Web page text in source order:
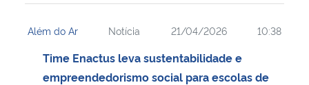
Controladoria-Geral da União
Além do Ar Notícia 21/04/2026 10:38
Time Enactus leva sustentabilidade e
empreendedorismo social para escolas de